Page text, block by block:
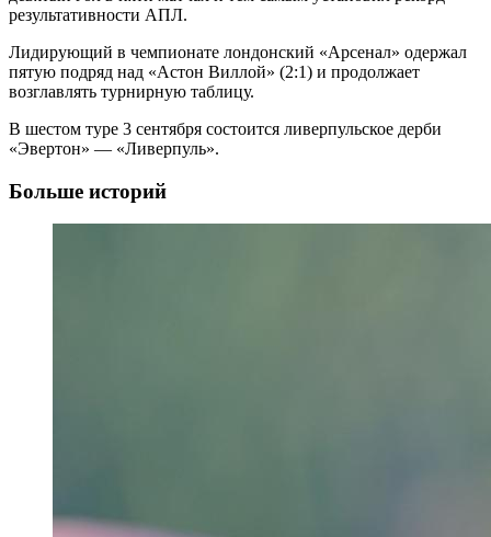
результативности АПЛ.
Лидирующий в чемпионате лондонский «Арсенал» одержал
пятую подряд над «Астон Виллой» (2:1) и продолжает
возглавлять турнирную таблицу.
В шестом туре 3 сентября состоится ливерпульское дерби
«Эвертон» — «Ливерпуль».
Больше историй